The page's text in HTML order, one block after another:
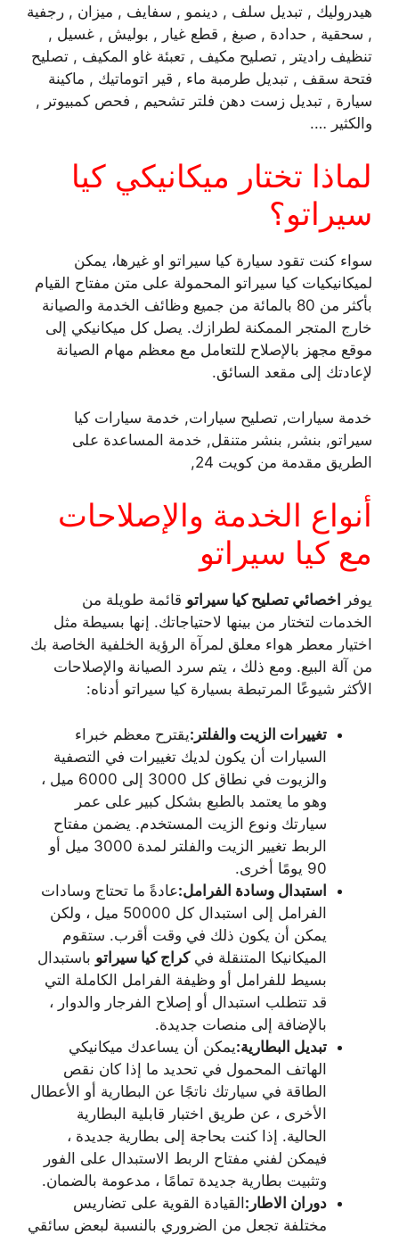
هيدروليك , تبديل سلف , دينمو , سفايف , ميزان , رجفية
, سحقية , حدادة , صبغ , قطع غيار , بوليش , غسيل ,
تنظيف راديتر , تصليح مكيف , تعبئة غاو المكيف , تصليح
فتحة سقف , تبديل طرمبة ماء , قير اتوماتيك , ماكينة
سيارة , تبديل زست دهن فلتر تشحيم , فحص كمبيوتر ,
والكثير ….
لماذا تختار ميكانيكي كيا
سيراتو؟
سواء كنت تقود سيارة كيا سيراتو او غيرها، يمكن
لميكانيكيات كيا سيراتو المحمولة على متن مفتاح القيام
بأكثر من 80 بالمائة من جميع وظائف الخدمة والصيانة
خارج المتجر الممكنة لطرازك. يصل كل ميكانيكي إلى
موقع مجهز بالإصلاح للتعامل مع معظم مهام الصيانة
لإعادتك إلى مقعد السائق.
خدمة سيارات, تصليح سيارات, خدمة سيارات كيا
سيراتو, بنشر, بنشر متنقل, خدمة المساعدة على
الطريق مقدمة من كويت 24,
أنواع الخدمة والإصلاحات
مع كيا سيراتو
يوفر اخصائي تصليح كيا سيراتو قائمة طويلة من
الخدمات لتختار من بينها لاحتياجاتك. إنها بسيطة مثل
اختيار معطر هواء معلق لمرآة الرؤية الخلفية الخاصة بك
من آلة البيع. ومع ذلك ، يتم سرد الصيانة والإصلاحات
الأكثر شيوعًا المرتبطة بسيارة كيا سيراتو أدناه:
تغييرات الزيت والفلتر:يقترح معظم خبراء
السيارات أن يكون لديك تغييرات في التصفية
والزيوت في نطاق كل 3000 إلى 6000 ميل ،
وهو ما يعتمد بالطبع بشكل كبير على عمر
سيارتك ونوع الزيت المستخدم. يضمن مفتاح
الربط تغيير الزيت والفلتر لمدة 3000 ميل أو
90 يومًا أخرى.
استبدال وسادة الفرامل:عادةً ما تحتاج وسادات
الفرامل إلى استبدال كل 50000 ميل ، ولكن
يمكن أن يكون ذلك في وقت أقرب. ستقوم
الميكانيكا المتنقلة فيكراج كيا سيراتو باستبدال
بسيط للفرامل أو وظيفة الفرامل الكاملة التي
قد تتطلب استبدال أو إصلاح الفرجار والدوار ،
بالإضافة إلى منصات جديدة.
تبديل البطارية:يمكن أن يساعدك ميكانيكي
الهاتف المحمول في تحديد ما إذا كان نقص
الطاقة في سيارتك ناتجًا عن البطارية أو الأعطال
الأخرى ، عن طريق اختبار قابلية البطارية
الحالية. إذا كنت بحاجة إلى بطارية جديدة ،
فيمكن لفني مفتاح الربط الاستبدال على الفور
وتثبيت بطارية جديدة تمامًا ، مدعومة بالضمان.
دوران الاطار:القيادة القوية على تضاريس
مختلفة تجعل من الضروري بالنسبة لبعض سائقي